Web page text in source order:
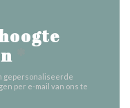
gepersonaliseerde
per e-mail van ons te